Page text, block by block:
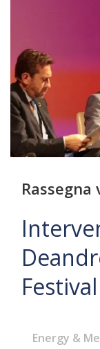
Rassegna
Energy &